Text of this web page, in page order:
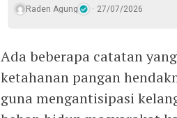
Raden Agung 27/07/2026
Ada beberapa catatan
ketahanan pangan
guna mengantisipasi